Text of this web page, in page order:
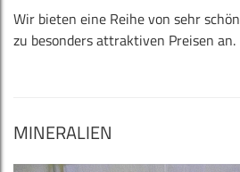
Wir bieten eine Reihe von sehr
zu besonders attraktiven Preisen an.
MINERALIEN